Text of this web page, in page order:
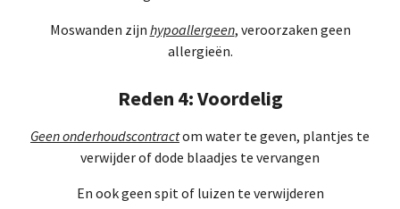
Moswanden zijn hypoallergeen, veroorzaken geen
allergieën.
Reden 4: Voordelig
Geen onderhoudscontractom water te geven, plantjes te
verwijder of dode blaadjes te vervangen
En ook geen spit of luizen te verwijderen